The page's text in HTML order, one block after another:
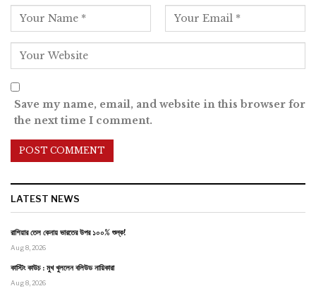
Save my name, email, and website in this browser for
the next time I comment.
LATEST NEWS
রাশিয়ার তেল কেনায় ভারতের উপর ১০০% শুল্ক!
Aug 8, 2026
কাস্টিং কাউচ : মুখ খুললেন বলিউড নায়িকারা
Aug 8, 2026